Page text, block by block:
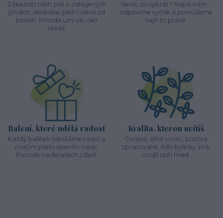
Zákazníci nám píší o zahojených
jizvách, zklidněné pleti i úlevě od
bolesti. Příroda umí víc, než
čekáš.
Nevíš, co vybrat? Napiš nám -
odpovíme rychle a pomůžeme
najít to pravé.
Balení, které udělá radost
Každý balíček odesíláme s péčí a
malým překvapením navíc.
Protože na detailech záleží.
Kvalita, kterou ucítíš
Čerstvé, silně vonící, poctivě
zpracované. Kdo bylinky zná,
rozdíl ucítí hned.